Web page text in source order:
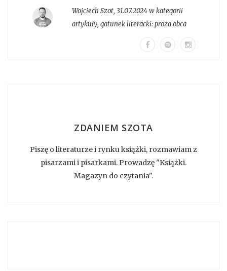
Wojciech Szot, 31.07.2024 w kategorii
artykuły, gatunek literacki:proza obca
ZDANIEM SZOTA
Piszę o literaturze i rynku książki, rozmawiam z
pisarzami i pisarkami. Prowadzę "Książki.
Magazyn do czytania".